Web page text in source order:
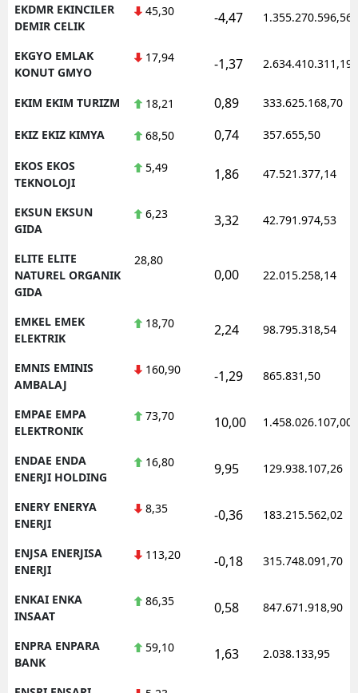
EKDMR EKINCILER
DEMIR CELIK
45,30 -4,47 1.355.270.596,56
EKGYO EMLAK
KONUT GMYO
17,94 -1,37 2.634.410.311,19
EKIM EKIM TURIZM 18,21 0,89 333.625.168,70
EKIZ EKIZ KIMYA 68,50 0,74 357.655,50
EKOS EKOS
TEKNOLOJI
5,49 1,86 47.521.377,14
EKSUN EKSUN
GIDA
6,23 3,32 42.791.974,53
ELITE ELITE
NATUREL ORGANIK
GIDA
28,80
0,00 22.015.258,14
EMKEL EMEK
ELEKTRIK
18,70 2,24 98.795.318,54
EMNIS EMINIS
AMBALAJ
160,90 -1,29 865.831,50
EMPAE EMPA
ELEKTRONIK
73,70 10,00 1.458.026.107,00
ENDAE ENDA
ENERJI HOLDING
16,80 9,95 129.938.107,26
ENERY ENERYA
ENERJI
8,35 -0,36 183.215.562,02
ENJSA ENERJISA
ENERJI
113,20 -0,18 315.748.091,70
ENKAI ENKA
INSAAT
86,35 0,58 847.671.918,90
ENPRA ENPARA
BANK
59,10 1,63 2.038.133,95